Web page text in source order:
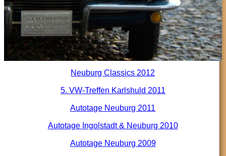
Neuburg Classics 2012
5. VW-Treffen Karlshuld 2011
Autotage Neuburg 2011
Autotage Ingolstadt & Neuburg 2010
Autotage Neuburg 2009